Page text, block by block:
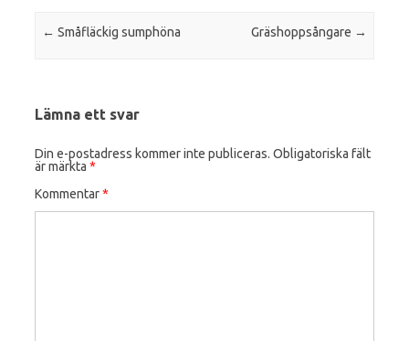
Post navigation
← Småfläckig sumphöna Gräshoppsångare →
Lämna ett svar
Din e-postadress kommer inte publiceras. Obligatoriska fält
är märkta *
Kommentar*